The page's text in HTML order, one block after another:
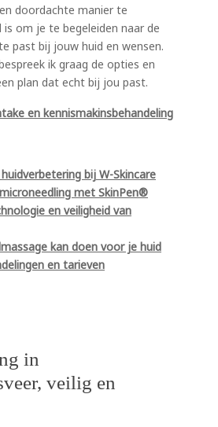
doordachte manier te
om je te begeleiden naar de
past bij jouw huid en wensen.
ik graag de opties en
plan dat echt bij jou past.
en kennismakinsbehandeling
bij W-Skincare
met SkinPen®
en veiligheid van
kan doen voor je huid
en tarieven
in
veilig en